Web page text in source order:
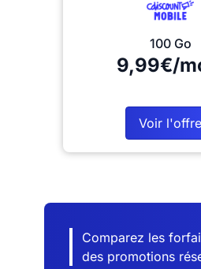
100 Go
9,99€/
Voir l'offre
Comparez les
des promotions